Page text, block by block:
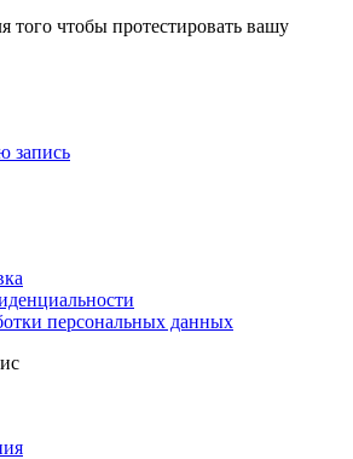
того чтобы протестировать вашу
запись
персональных данных